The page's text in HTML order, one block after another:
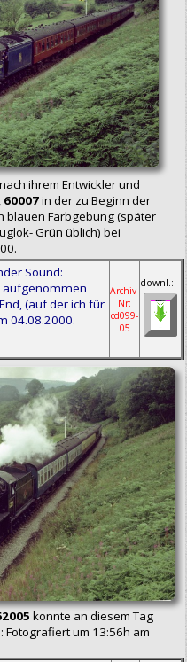
ihrem Entwickler und
60007in der zu Beginn der
blauen Farbgebung (später
Grün üblich) bei
Sound:
aufgenommen
(auf der ich für
04.08.2000.
Archiv-
Nr:
cd099-
05
downl.:
konnte an diesem Tag
um 13:56h am